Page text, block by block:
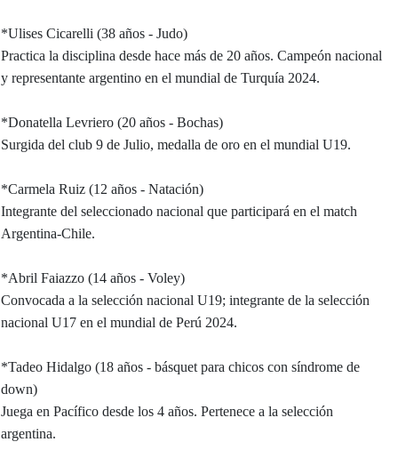
*Ulises Cicarelli (38 años - Judo)
Practica la disciplina desde hace más de 20 años. Campeón nacional
y representante argentino en el mundial de Turquía 2024.
*Donatella Levriero (20 años - Bochas)
Surgida del club 9 de Julio, medalla de oro en el mundial U19.
*Carmela Ruiz (12 años - Natación)
Integrante del seleccionado nacional que participará en el match
Argentina-Chile.
*Abril Faiazzo (14 años - Voley)
Convocada a la selección nacional U19; integrante de la selección
nacional U17 en el mundial de Perú 2024.
*Tadeo Hidalgo (18 años - básquet para chicos con síndrome de
down)
Juega en Pacífico desde los 4 años. Pertenece a la selección
argentina.